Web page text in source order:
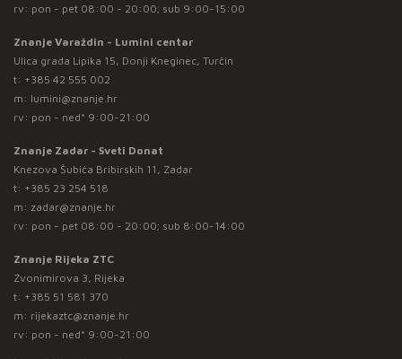
rv: pon - pet 08:00 - 20:00; sub 9:00-15:00
Znanje Varaždin - Lumini centar
Ulica grada Lipika 15, Donji Kneginec, Turčin
t: +385 42 555 002
m: lumini@znanje.hr
rv: pon - ned* 9:00-21:00
Znanje Zadar - Sveti Donat
Knezova Šubića Bribirskih 11, Zadar
t: +385 23 254 518
m: zadar@znanje.hr
rv: pon - pet 08:00 - 20:00; sub 8:00-14:00
Znanje Rijeka ZTC
Zvonimirova 3, Rijeka
t: +385 51 581 370
m: rijekaztc@znanje.hr
rv: pon - ned* 9:00-21:00